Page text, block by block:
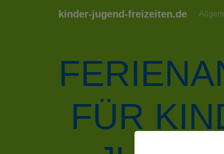
kinder-jugend-freizeiten.de
FÜR